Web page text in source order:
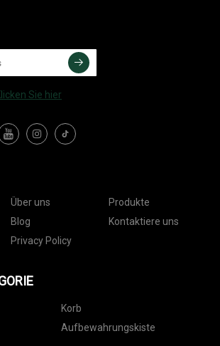
Sie hier
Über uns
Produkte
Blog
Kontaktiere uns
Privacy Policy
Korb
Aufbewahrungskiste